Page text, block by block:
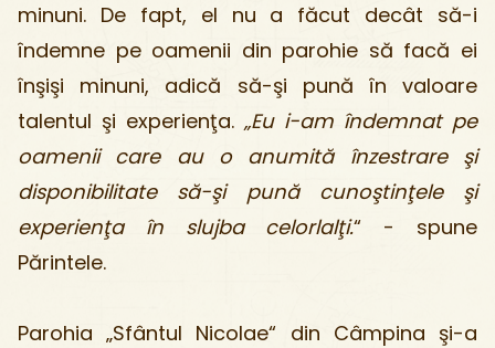
minuni. De fapt, el nu a făcut decât să-i
îndemne pe oamenii din parohie să facă ei
înşişi minuni, adică să-şi pună în valoare
talentul şi experienţa. „Eu i-am îndemnat pe
oamenii care au o anumită înzestrare şi
disponibilitate să-şi pună cunoştinţele şi
experienţa în slujba celorlalţi.“ - spune
Părintele.
Parohia „Sfântul Nicolae“ din Câmpina şi-a